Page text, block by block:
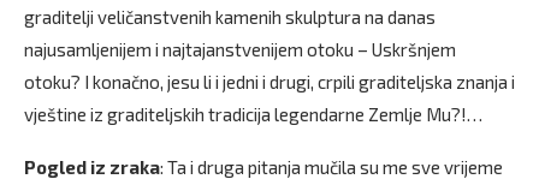
graditelji veličanstvenih kamenih skulptura na danas
najusamljenijem i najtajanstvenijem otoku – Uskršnjem
otoku? I konačno, jesu li i jedni i drugi, crpili graditeljska znanja i
vještine iz graditeljskih tradicija legendarne Zemlje Mu?!…
Pogled iz zraka: Ta i druga pitanja mučila su me sve vrijeme